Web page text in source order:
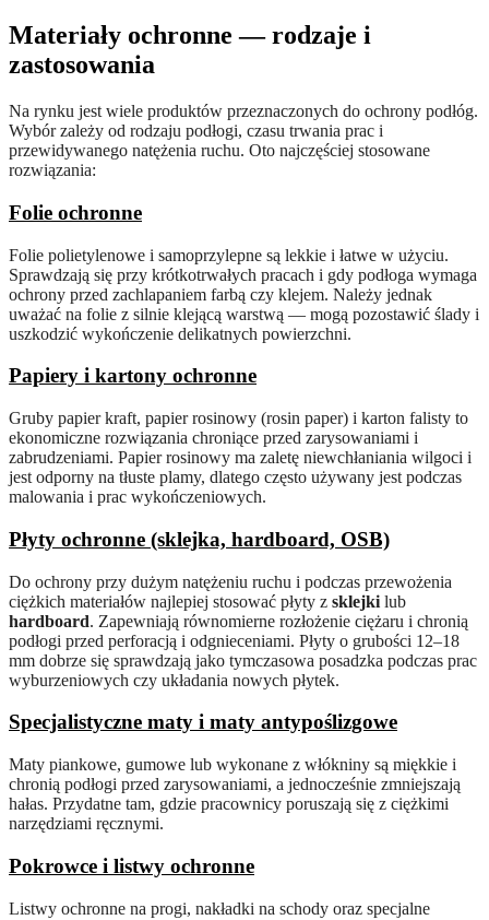
Materiały ochronne — rodzaje i
zastosowania
Na rynku jest wiele produktów przeznaczonych do ochrony podłóg.
Wybór zależy od rodzaju podłogi, czasu trwania prac i
przewidywanego natężenia ruchu. Oto najczęściej stosowane
rozwiązania:
Folie ochronne
Folie polietylenowe i samoprzylepne są lekkie i łatwe w użyciu.
Sprawdzają się przy krótkotrwałych pracach i gdy podłoga wymaga
ochrony przed zachlapaniem farbą czy klejem. Należy jednak
uważać na folie z silnie klejącą warstwą — mogą pozostawić ślady i
uszkodzić wykończenie delikatnych powierzchni.
Papiery i kartony ochronne
Gruby papier kraft, papier rosinowy (rosin paper) i karton falisty to
ekonomiczne rozwiązania chroniące przed zarysowaniami i
zabrudzeniami. Papier rosinowy ma zaletę niewchłaniania wilgoci i
jest odporny na tłuste plamy, dlatego często używany jest podczas
malowania i prac wykończeniowych.
Płyty ochronne (sklejka, hardboard, OSB)
Do ochrony przy dużym natężeniu ruchu i podczas przewożenia
ciężkich materiałów najlepiej stosować płyty z sklejki lub
hardboard. Zapewniają równomierne rozłożenie ciężaru i chronią
podłogi przed perforacją i odgnieceniami. Płyty o grubości 12–18
mm dobrze się sprawdzają jako tymczasowa posadzka podczas prac
wyburzeniowych czy układania nowych płytek.
Specjalistyczne maty i maty antypoślizgowe
Maty piankowe, gumowe lub wykonane z włókniny są miękkie i
chronią podłogi przed zarysowaniami, a jednocześnie zmniejszają
hałas. Przydatne tam, gdzie pracownicy poruszają się z ciężkimi
narzędziami ręcznymi.
Pokrowce i listwy ochronne
Listwy ochronne na progi, nakładki na schody oraz specjalne